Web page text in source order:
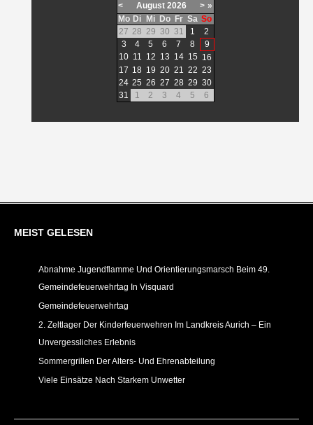
< August 2026 > »
Mo Di Mi Do Fr Sa So
27 28 29 30 31 1
2
3
4 5 6 7 8
9
10 11 12 13 14 15 16
17 18 19 20 21 22 23
24 25 26 27 28 29 30
31
1 2 3 4 5 6
MEIST GELESEN
Abnahme Jugendflamme Und Orientierungsmarsch Beim 49.
Gemeindefeuerwehrtag In Visquard
Gemeindefeuerwehrtag
2. Zeltlager Der Kinderfeuerwehren Im Landkreis Aurich – Ein
Unvergessliches Erlebnis
Sommergrillen Der Alters- Und Ehrenabteilung
Viele Einsätze Nach Starkem Unwetter